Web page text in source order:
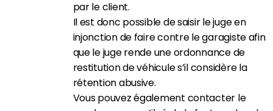
par le client.
Il est donc possible de saisir le juge en
injonction de faire contre le garagiste afin
que le juge rende une ordonnance de
restitution de véhicule s’il considère la
rétention abusive.
Vous pouvez également contacter le